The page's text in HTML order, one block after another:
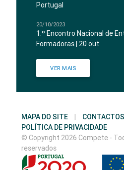
Portugal
20/10/2023
1.º Encontro Nacional de
Formadoras | 20 out
VER MAIS
MAPA DO SITE CONTACTOS
POLÍTICA DE PRIVACIDADE
© Copyright 2026 Compete -
reservados